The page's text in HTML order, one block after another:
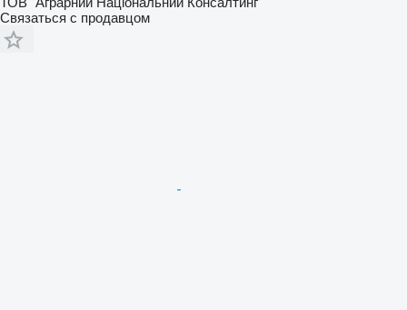
Связаться с продавцом